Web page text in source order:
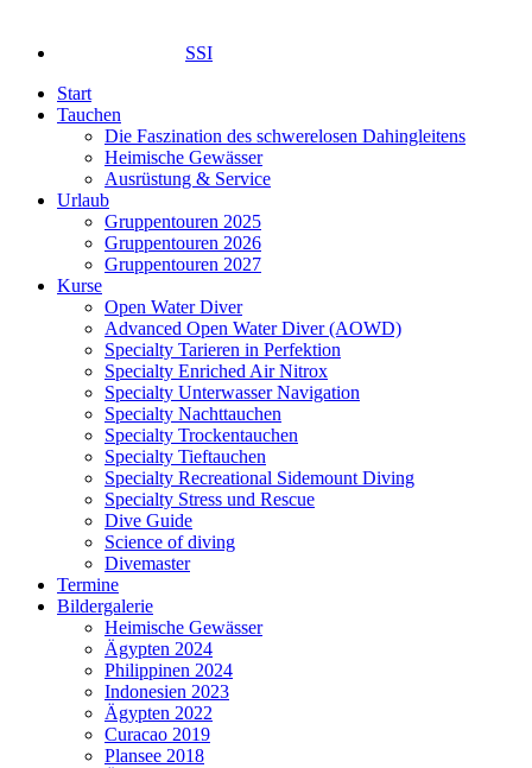
SSI
Start
Tauchen
Die Faszination des schwerelosen Dahingleitens
Heimische Gewässer
Ausrüstung & Service
Urlaub
Gruppentouren 2025
Gruppentouren 2026
Gruppentouren 2027
Kurse
Open Water Diver
Advanced Open Water Diver (AOWD)
Specialty Tarieren in Perfektion
Specialty Enriched Air Nitrox
Specialty Unterwasser Navigation
Specialty Nachttauchen
Specialty Trockentauchen
Specialty Tieftauchen
Specialty Recreational Sidemount Diving
Specialty Stress und Rescue
Dive Guide
Science of diving
Divemaster
Termine
Bildergalerie
Heimische Gewässer
Ägypten 2024
Philippinen 2024
Indonesien 2023
Ägypten 2022
Curacao 2019
Plansee 2018